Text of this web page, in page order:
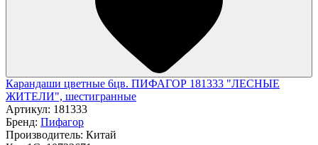
Карандаши цветные 6цв. ПИФАГОР 181333 "ЛЕСНЫЕ
ЖИТЕЛИ", шестигранные
Артикул: 181333
Бренд: Пифагор
Производитель: Китай